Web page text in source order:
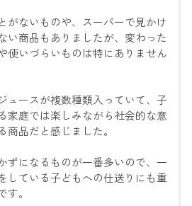
がないものや、スーパーで見かけ
い商品もありましたが、変わった
使いづらいものは特にありません
ュースが複数種類入っていて、子
家庭では楽しみながら社会的な意
商品だと感じました。
ずになるものが一番多いので、一
している子どもへの仕送りにも重
。